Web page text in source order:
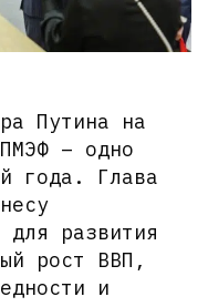
Путина на
– одно
года. Глава
для развития
рост ВВП,
и